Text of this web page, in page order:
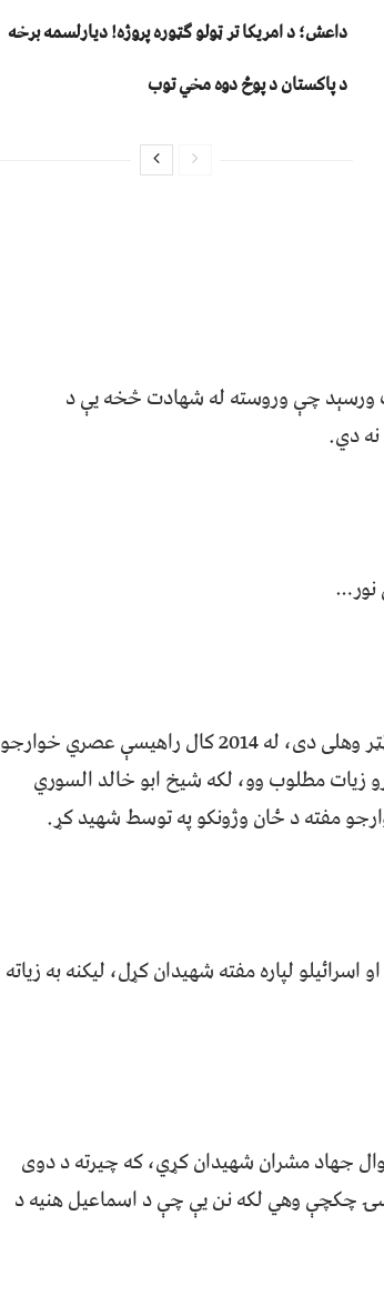
داعش؛ د امریکا تر ټولو ګټوره پروژه! دیارلسمه برخه
د پاکستان د پوځ دوه مخي توب
ورسېد چې وروسته له شهادت څخه یې د
نه دي.
نور…
خو په اوسني وخت کې دې کار ته عصري خوارجو (داعش) ټټر وهلی دی، له 2014 کال راهیسې عصري خوارجو
مطلوب وو، لکه شیخ ابو خالد السوري
مفته د ځان وژونکو په توسط شهید کړ.
لپاره مفته شهیدان کړل، لیکنه به زیاته
جهاد مشران شهیدان کړي، که چیرته د دوی
چکچې وهي لکه نن یې چې د اسماعیل هنیه د